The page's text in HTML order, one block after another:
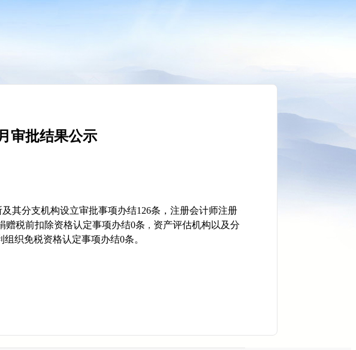
审批结果公示
其分支机构设立审批事项办结126条， 注册会计师注册
赠税前扣除资格认定事项办结0条 ， 资产评估机构以及分
组织免税资格认定事项办结0条。